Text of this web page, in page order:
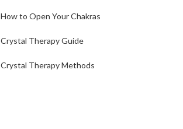
How to Open Your Chakras
Crystal Therapy Guide
Crystal Therapy Methods